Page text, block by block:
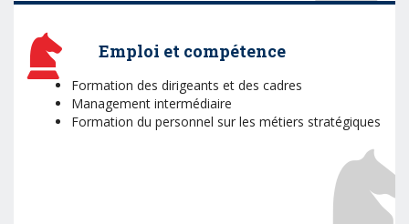
Emploi et compétence
Formation des dirigeants et des cadres
Management intermédiaire
Formation du personnel sur les métiers stratégiques